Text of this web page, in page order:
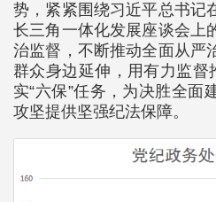
势，紧紧围绕习近平总书记
长三角一体化发展座谈会上
治监督，不断推动全面从严
群众身边延伸，用有力监督
实“六保”任务，为决胜全面
攻坚提供坚强纪法保障。